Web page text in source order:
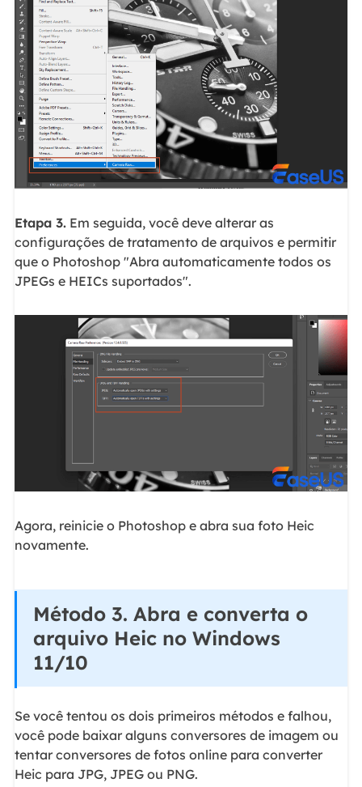
Etapa 3.Em seguida, você deve alterar as
configurações de tratamento de arquivos e permitir
que o Photoshop "Abra automaticamente todos os
JPEGs e HEICs suportados".
Agora, reinicie o Photoshop e abra sua foto Heic
novamente.
Método 3. Abra e converta o
arquivo Heic no Windows
11/10
Se você tentou os dois primeiros métodos e falhou,
você pode baixar alguns conversores de imagem ou
tentar conversores de fotos online para converter
Heic para JPG, JPEG ou PNG.